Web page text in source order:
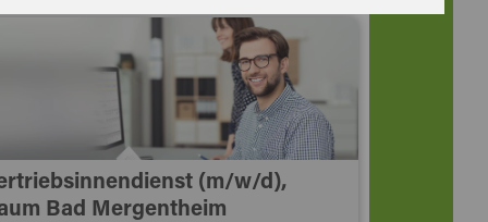
(m/w/d),
Bad Mergentheim